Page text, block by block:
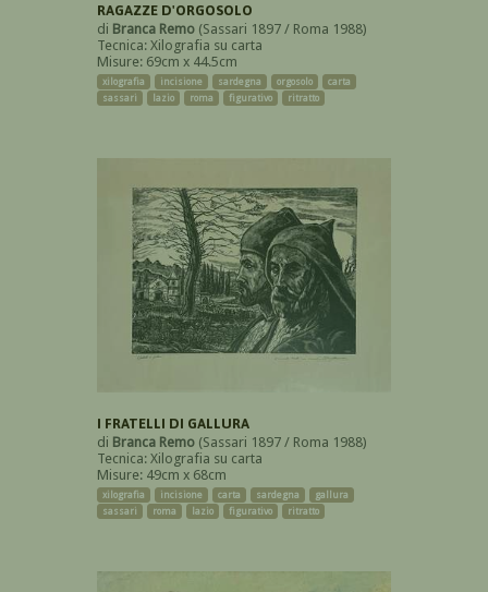
RAGAZZE D'ORGOSOLO
di Branca Remo (Sassari 1897 / Roma 1988)
Tecnica: Xilografia su carta
Misure: 69cm x 44.5cm
xilografia incisione sardegna orgosolo
carta
sassari
lazio roma figurativo ritratto
I FRATELLI DI GALLURA
di Branca Remo (Sassari 1897 / Roma 1988)
Tecnica: Xilografia su carta
Misure: 49cm x 68cm
xilografia incisione carta sardegna
gallura
sassari
roma lazio figurativo ritratto